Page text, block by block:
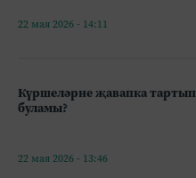
22 мая 2026 - 14:11
Күршеләрне җавапка тартып
буламы?
22 мая 2026 - 13:46